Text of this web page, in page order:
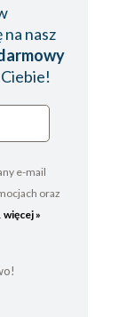
na nasz
e-mail
oraz
więcej »